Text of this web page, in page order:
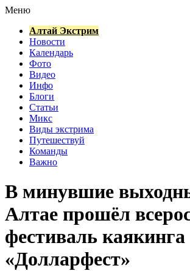
Меню
Алтай Экстрим
Новости
Календарь
Фото
Видео
Инфо
Блоги
Статьи
Микс
Виды экстрима
Путешествуй
Команды
Важно
В минувшие
Алтае прошёл
фестиваль каякинга
«Долларфест»